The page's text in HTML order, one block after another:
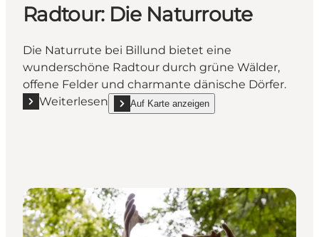
Radtour: Die Naturroute
Die Naturrute bei Billund bietet eine
wunderschöne Radtour durch grüne Wälder,
offene Felder und charmante dänische Dörfer.
Weiterlesen
Mehr erfahren "Radtour: Die Naturroute"
Auf Karte anzeigen
show Radtour: Die Naturroute on_map